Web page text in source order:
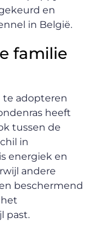
en
in België.
familie
te adopteren
heeft
tussen de
in
energiek en
andere
beschermend
past.